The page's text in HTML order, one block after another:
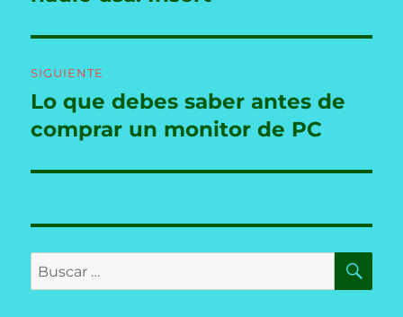
SIGUIENTE
Entrada
siguiente:
Lo que debes saber antes de
comprar un monitor de PC
Buscar
por: